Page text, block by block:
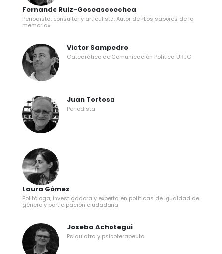
Fernando Ruiz-Goseascoechea
Periodista, consultor y articulista. Autor de «Los sabores de la
memoria»
Victor Sampedro
Catedrático de Comunicación Política URJC
Juan Tortosa
Periodista
Laura Gómez
Politóloga, investigadora y experta en políticas de igualdad de
género y participación ciudadana
Joseba Achotegui
Psiquiatra y psicoterapeuta